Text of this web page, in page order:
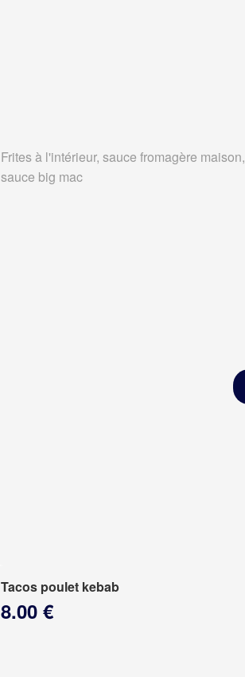
Frites à l'intérieur, sauce fromagère maison,
sauce big mac
Tacos poulet kebab
8.00 €